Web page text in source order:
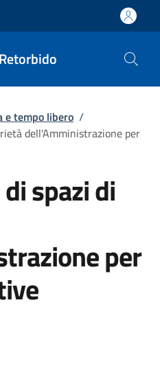
e tempo libero /
dell'Amministrazione per
spazi di
per